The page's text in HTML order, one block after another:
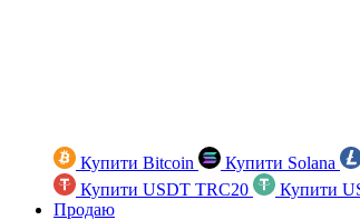
Купити Bitcoin Купити Solana
Купити USDT TRC20
Купити
Продаю